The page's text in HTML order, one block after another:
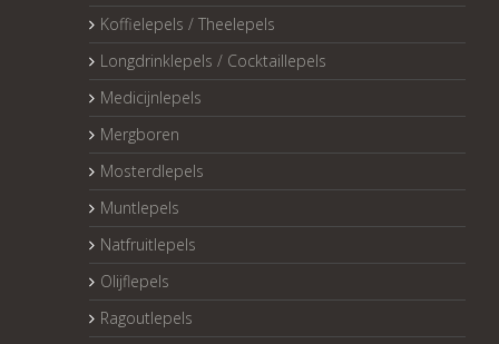
Koffielepels / Theelepels
Longdrinklepels / Cocktaillepels
Medicijnlepels
Mergboren
Mosterdlepels
Muntlepels
Natfruitlepels
Olijflepels
Ragoutlepels